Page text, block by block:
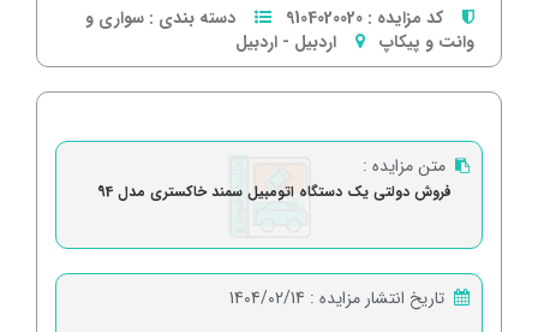
کد مزایده : 9104020020 دسته بندی : سواری و
وانت و پیکاپ
اردبیل - اردبیل
متن مزایده :
فروش دولتی یک دستگاه اتومبیل سمند خاکستری مدل 94
تاریخ انتشار مزایده : 1404/02/14